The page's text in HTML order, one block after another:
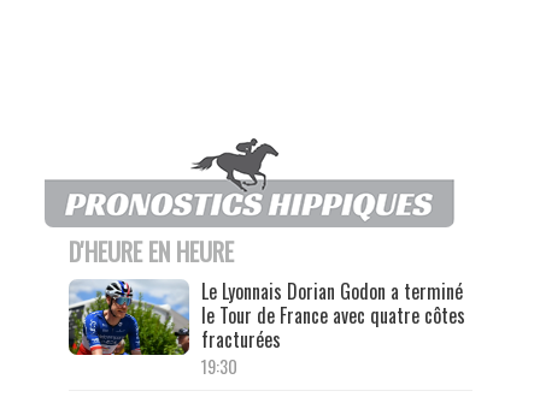
D'HEURE EN HEURE
Le Lyonnais Dorian Godon a terminé
le Tour de France avec quatre côtes
fracturées
19:30